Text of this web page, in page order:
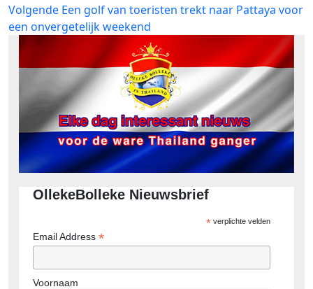
Volgende Volgend
bericht:
Een golf van toeristen trekt naar Pattaya voor
een onvergetelijk weekend
OllekeBolleke Nieuwsbrief
*verplichte velden
Email Address *
Voornaam